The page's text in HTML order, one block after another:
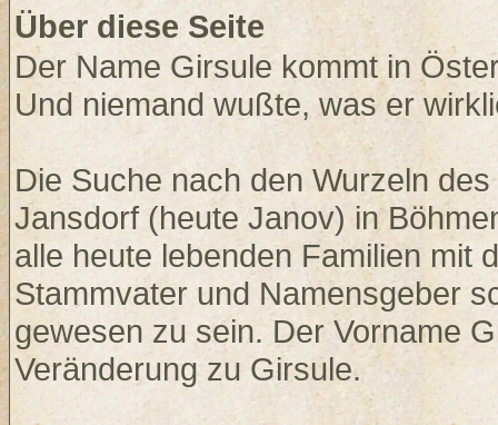
Über diese Seite
Der Name Girsule kommt in
Und niemand wußte, was er
Die Suche nach den Wurzeln
Jansdorf (heute Janov) in
alle heute lebenden Familien mit
Stammvater und Namensgeber
gewesen zu sein. Der Vorname
Veränderung zu Girsule.